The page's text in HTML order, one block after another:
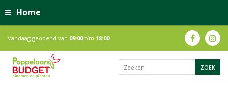
Home
Vandaag geopend van 09:00t/m 18:00